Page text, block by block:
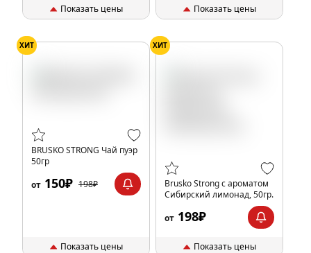
Показать цены Показать цены
ХИТ
BRUSKO STRONG Чай пуэр
50гр
от 150₽ 198₽
Показать цены
ХИТ
Brusko Strong с ароматом
Сибирский лимонад, 50гр.
от 198₽
Показать цены